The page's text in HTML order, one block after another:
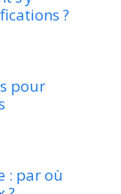
?
pour
: par où